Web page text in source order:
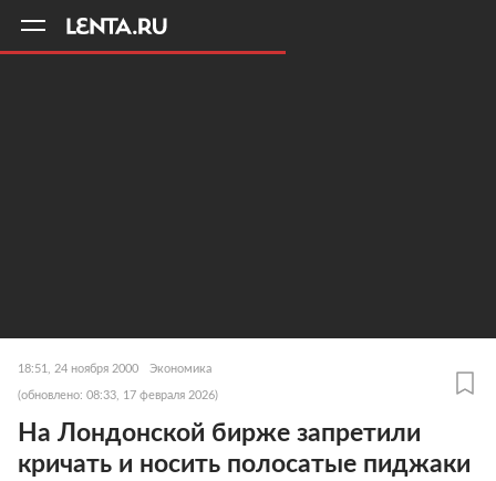
18:51, 24 ноября 2000 Экономика
(обновлено: 08:33, 17 февраля 2026)
На Лондонской бирже запретили
кричать и носить полосатые пиджаки